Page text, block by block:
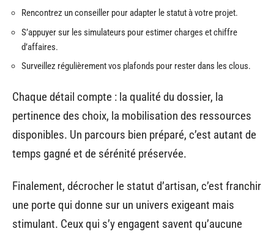
Rencontrez un conseiller pour adapter le statut à votre projet.
S’appuyer sur les simulateurs pour estimer charges et chiffre
d’affaires.
Surveillez régulièrement vos plafonds pour rester dans les clous.
Chaque détail compte : la qualité du dossier, la
pertinence des choix, la mobilisation des ressources
disponibles. Un parcours bien préparé, c’est autant de
temps gagné et de sérénité préservée.
Finalement, décrocher le statut d’artisan, c’est franchir
une porte qui donne sur un univers exigeant mais
stimulant. Ceux qui s’y engagent savent qu’aucune